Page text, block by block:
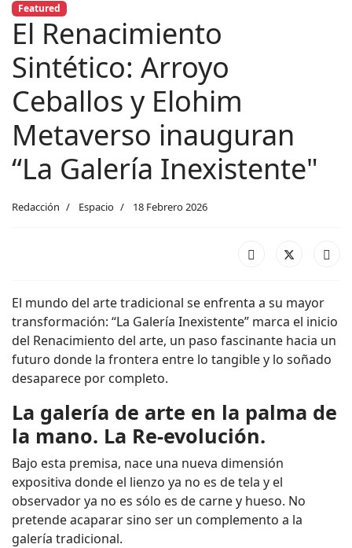
Featured
El Renacimiento
Sintético: Arroyo
Ceballos y Elohim
Metaverso inauguran
“La Galería Inexistente"
Redacción Espacio 18 Febrero 2026
El mundo del arte tradicional se enfrenta a su mayor
transformación: “La Galería Inexistente” marca el inicio
del Renacimiento del arte, un paso fascinante hacia un
futuro donde la frontera entre lo tangible y lo soñado
desaparece por completo.
La galería de arte en la palma de
la mano. La Re-evolución.
Bajo esta premisa, nace una nueva dimensión
expositiva donde el lienzo ya no es de tela y el
observador ya no es sólo es de carne y hueso. No
pretende acaparar sino ser un complemento a la
galería tradicional.